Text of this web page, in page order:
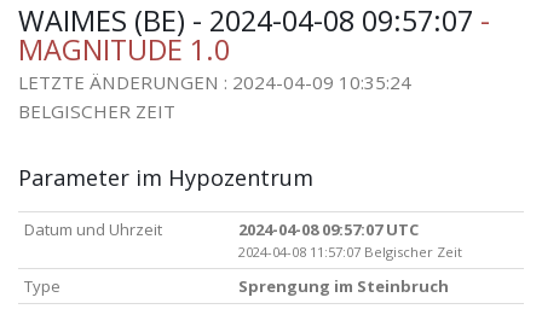
WAIMES (BE) - 2024-04-08 09:57:07 -
MAGNITUDE 1.0
LETZTE ÄNDERUNGEN : 2024-04-09 10:35:24
BELGISCHER ZEIT
Parameter im Hypozentrum
Datum und Uhrzeit 2024-04-08 09:57:07 UTC
2024-04-08 11:57:07 Belgischer Zeit
Type
Sprengung im Steinbruch